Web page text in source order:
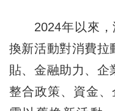
2024年以來，
換新活動對消費拉
貼、金融助力、企
整合政策、資金